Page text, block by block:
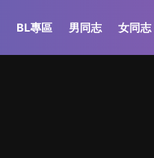
BL專區 男同志 女同志